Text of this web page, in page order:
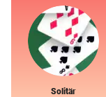
Solitär